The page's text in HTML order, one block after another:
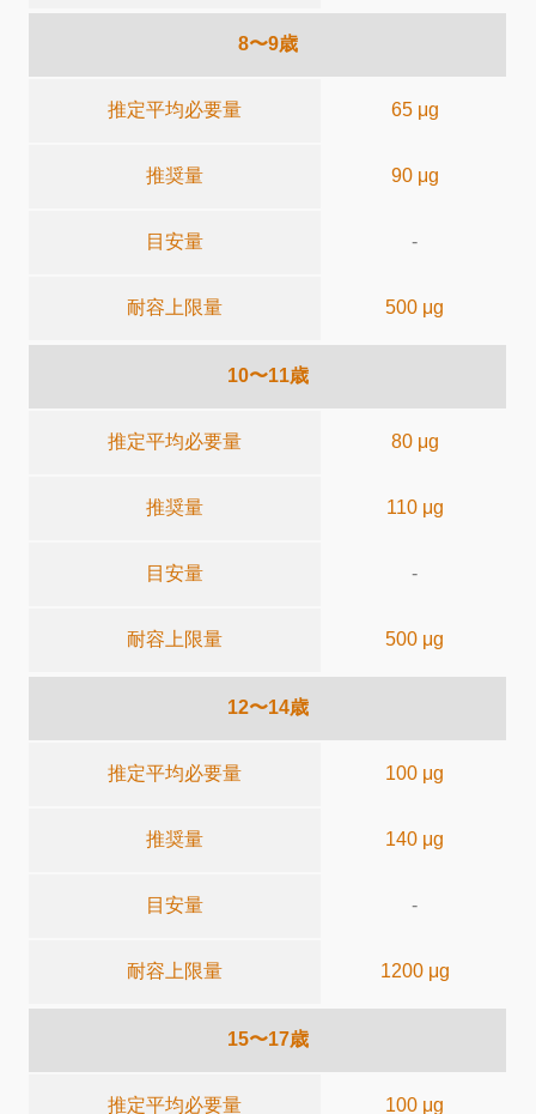
8〜9歳
推定平均必要量 65 μg
推奨量 90 μg
目安量 -
耐容上限量 500 μg
10〜11歳
推定平均必要量 80 μg
推奨量 110 μg
目安量 -
耐容上限量 500 μg
12〜14歳
推定平均必要量 100 μg
推奨量 140 μg
目安量 -
耐容上限量 1200 μg
15〜17歳
推定平均必要量 100 μg